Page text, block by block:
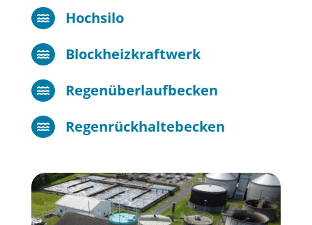
 Hochsilo
 Blockheizkraftwerk
 Regenüberlaufbecken
 Regenrückhaltebecken